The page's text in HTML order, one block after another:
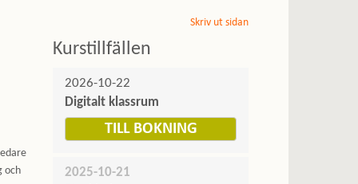
Skriv ut sidan
och
Kurstillfällen
2026-10-22
Digitalt klassrum
TILL BOKNING
2025-10-21